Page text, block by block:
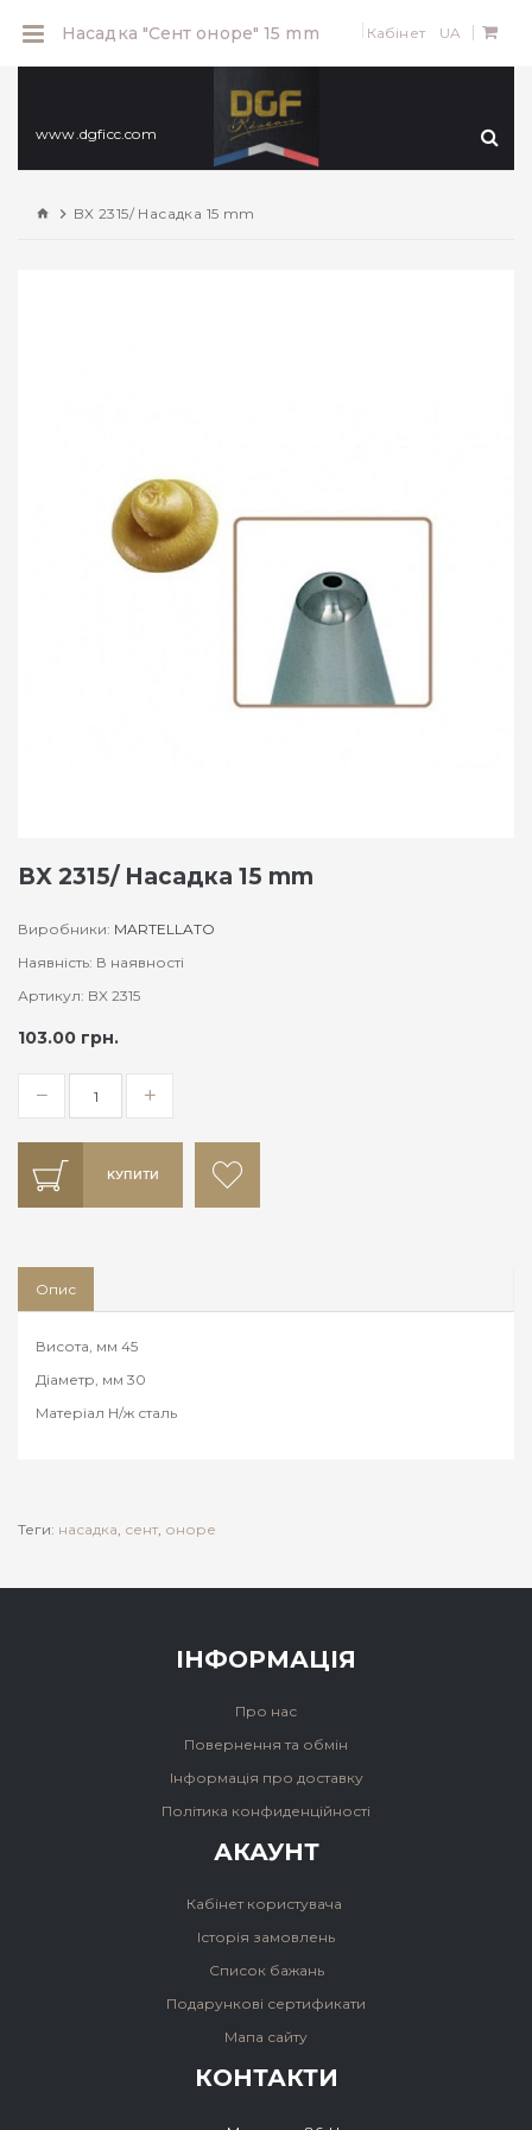
Кабінет UA
www.dgficc.com
BX 2315/ Насадка 15 mm
BX 2315/ Насадка 15 mm
Виробники: MARTELLATO
Наявність: В наявності
Артикул: BX 2315
103.00 грн.
КУПИТИ
Опис
Висота, мм 45
Діаметр, мм 30
Матеріал Н/ж сталь
Теги: насадка, сент, оноре
ІНФОРМАЦІЯ
Про нас
Повернення та обмін
Інформація про доставку
Політика конфиденційності
АКАУНТ
Кабінет користувача
Історія замовлень
Список бажань
Подарункові сертификати
Мапа сайту
КОНТАКТИ
Насадка "Сент оноре" 15 mm